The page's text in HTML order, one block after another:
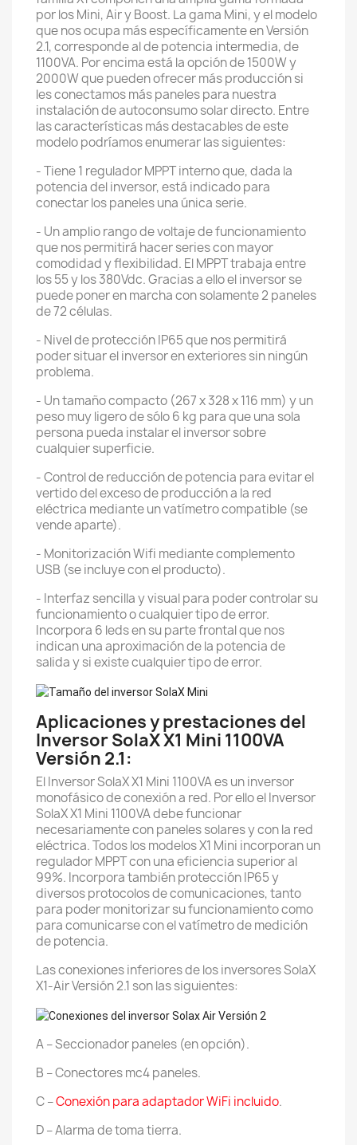
por los Mini, Air y Boost. La gama Mini, y el modelo
que nos ocupa más específicamente en Versión
2.1, corresponde al de potencia intermedia, de
1100VA. Por encima está la opción de 1500W y
2000W que pueden ofrecer más producción si
les conectamos más paneles para nuestra
instalación de autoconsumo solar directo. Entre
las características más destacables de este
modelo podríamos enumerar las siguientes:
- Tiene 1 regulador MPPT interno que, dada la
potencia del inversor, está indicado para
conectar los paneles una única serie.
- Un amplio rango de voltaje de funcionamiento
que nos permitirá hacer series con mayor
comodidad y flexibilidad. El MPPT trabaja entre
los 55 y los 380Vdc. Gracias a ello el inversor se
puede poner en marcha con solamente 2 paneles
de 72 células.
- Nivel de protección IP65 que nos permitirá
poder situar el inversor en exteriores sin ningún
problema.
- Un tamaño compacto (267 x 328 x 116 mm) y un
peso muy ligero de sólo 6 kg para que una sola
persona pueda instalar el inversor sobre
cualquier superficie.
- Control de reducción de potencia para evitar el
vertido del exceso de producción a la red
eléctrica mediante un vatímetro compatible (se
vende aparte).
- Monitorización Wifi mediante complemento
USB (se incluye con el producto).
- Interfaz sencilla y visual para poder controlar su
funcionamiento o cualquier tipo de error.
Incorpora 6 leds en su parte frontal que nos
indican una aproximación de la potencia de
salida y si existe cualquier tipo de error.
Aplicaciones y prestaciones del
Inversor SolaX X1 Mini 1100VA
Versión 2.1:
El Inversor SolaX X1 Mini 1100VA es un inversor
monofásico de conexión a red. Por ello el Inversor
SolaX X1 Mini 1100VA debe funcionar
necesariamente con paneles solares y con la red
eléctrica. Todos los modelos X1 Mini incorporan un
regulador MPPTcon una eficiencia superior al
99%. Incorpora también protección IP65 y
diversos protocolos de comunicaciones, tanto
para poder monitorizar su funcionamiento como
para comunicarse con el vatímetro de medición
de potencia.
Las conexiones inferiores de los inversores SolaX
X1-Air Versión 2.1 son las siguientes:
A – Seccionador paneles (en opción).
B – Conectores mc4 paneles.
C –Conexión para adaptador WiFi incluido.
D – Alarma de toma tierra.